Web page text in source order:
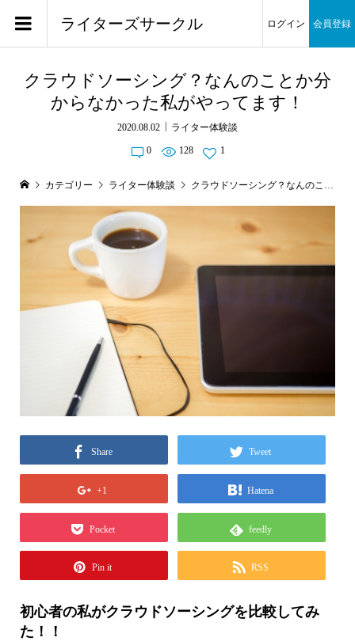
ライターズサークル ログイン 会員登録
クラウドソーシング？なんのことか分
からなかった私がやってます！
2020.08.02 ライター体験談
0 128 1
カテゴリー ライター体験談 クラウドソーシング？なんのことか分からなかった私がやってます！
Share Tweet
+1 Hatena
Pocket feedly
Pin it RSS
初心者の私がクラウドソーシングを比較してみ
た！！